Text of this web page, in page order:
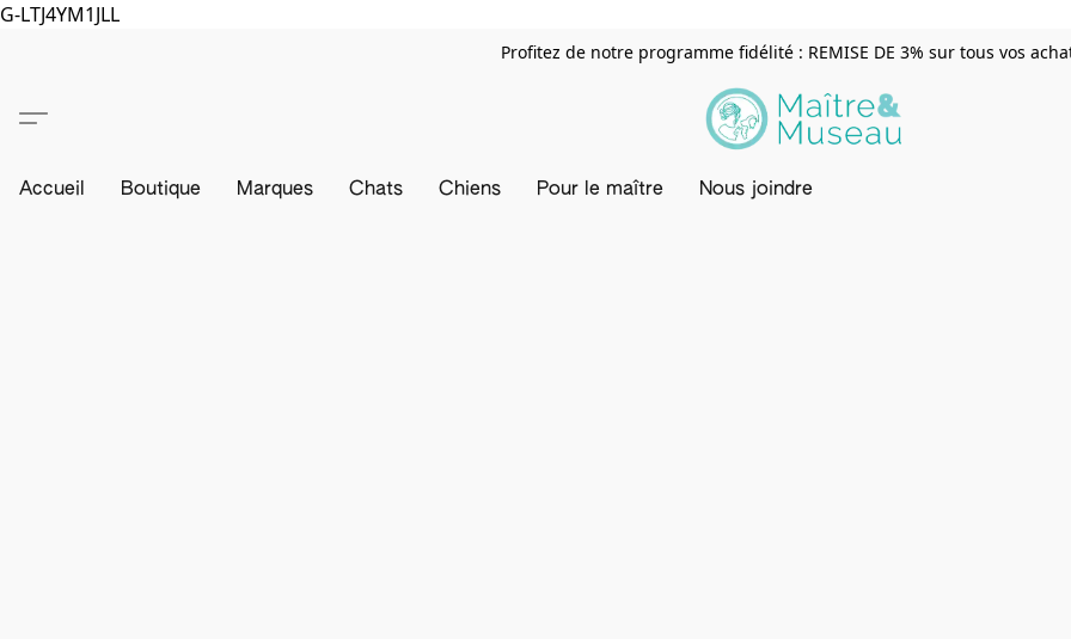
G-LTJ4YM1JLL
Profitez de notre programme fidélité : REMISE DE 3% sur tous vos
Accueil Boutique Marques Chats Chiens Pour le maître Nous joindre